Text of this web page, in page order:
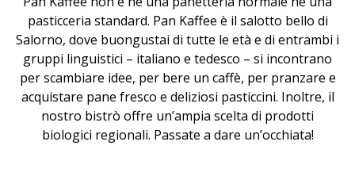
pasticceria standard. Pan Kaffee è il salotto bello di
Salorno, dove buongustai di tutte le età e di entrambi i
gruppi linguistici – italiano e tedesco – si incontrano
per scambiare idee, per bere un caffè, per pranzare e
acquistare pane fresco e deliziosi pasticcini. Inoltre, il
nostro bistrò offre un’ampia scelta di prodotti
biologici regionali. Passate a dare un’occhiata!